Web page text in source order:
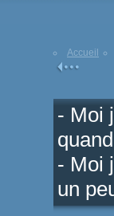
Accueil
- Moi
- Moi
un